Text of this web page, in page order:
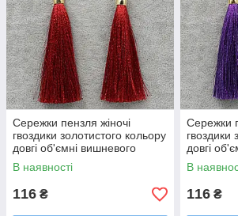
Сережки пензля жіночі
гвоздики золотистого кольору
довгі об'ємні вишневого
кольору з кристалами
довжина 11 см
В наявності
116 ₴
Сережки
гвоздики
довгі
кольору з
довжина
В
116 ₴